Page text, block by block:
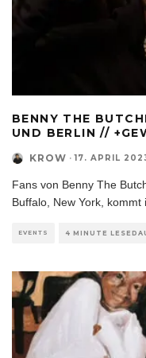
BENNY THE
UND BERLIN //
KROW · 17. APRIL
Fans von Benny The
Buffalo, New York,
EVENTS 4 MINUTE